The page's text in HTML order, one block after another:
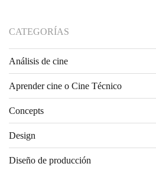
CATEGORÍAS
Análisis de cine
Aprender cine o Cine Técnico
Concepts
Design
Diseño de producción